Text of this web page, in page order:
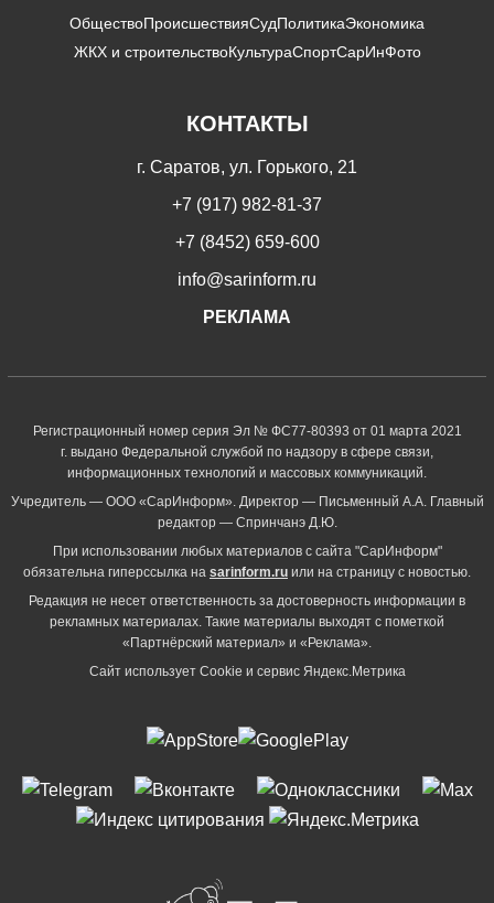
ОбществоПроисшествияСудПолитикаЭкономика
ЖКХ и строительствоКультураСпортСарИнФото
КОНТАКТЫ
г. Саратов, ул. Горького, 21
+7 (917) 982-81-37
+7 (8452) 659-600
info@sarinform.ru
РЕКЛАМА
Регистрационный номер серия Эл № ФС77-80393 от 01 марта 2021
г. выдано Федеральной службой по надзору в сфере связи,
информационных технологий и массовых коммуникаций.
Учредитель — ООО «СарИнформ». Директор — Письменный А.А. Главный
редактор — Спринчанэ Д.Ю.
При использовании любых материалов с сайта "СарИнформ"
обязательна гиперссылка на sarinform.ru или на страницу с новостью.
Редакция не несет ответственность за достоверность информации в
рекламных материалах. Такие материалы выходят с пометкой
«Партнёрский материал» и «Реклама».
Сайт использует Cookie и сервиc Яндекс.Метрика